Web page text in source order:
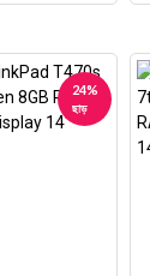
24%
ছাড়